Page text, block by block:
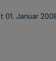
01. Januar